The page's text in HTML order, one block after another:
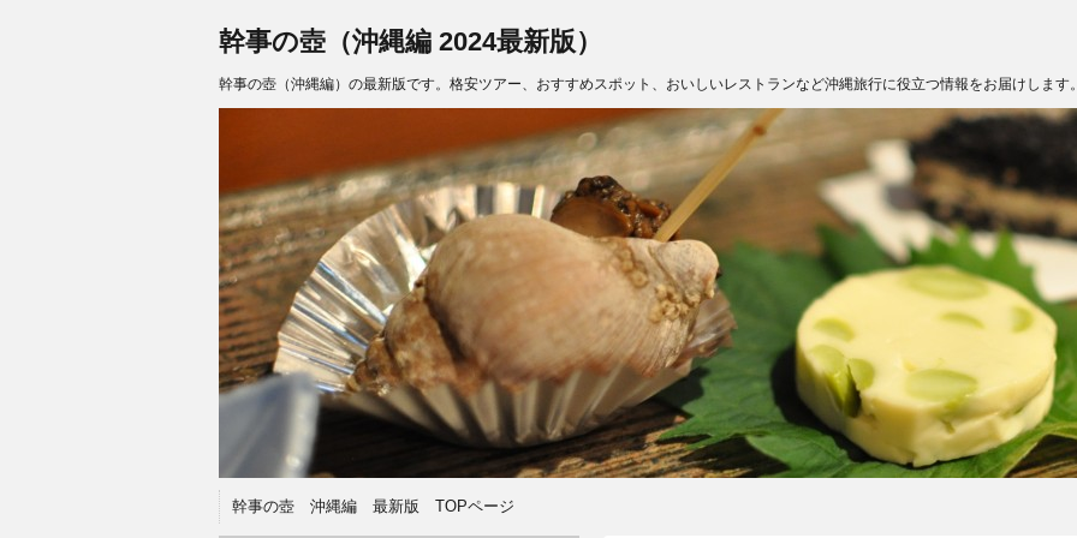
幹事の壺（沖縄編 2024最新版）
幹事の壺（沖縄編）の最新版です。格安ツアー、おすすめスポット、おいしいレストランなど沖縄旅行に役立つ情報をお届けします
幹事の壺 沖縄編 最新版 TOPページ